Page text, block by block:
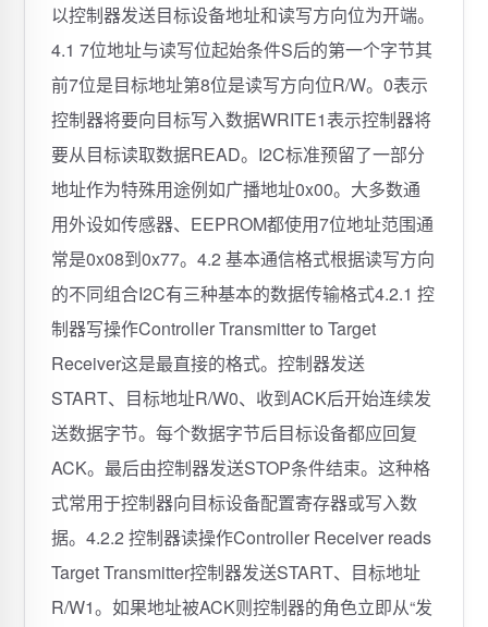
以控制器发送目标设备地址和读写方向位为开端。
4.1 7位地址与读写位起始条件S后的第一个字节其
前7位是目标地址第8位是读写方向位R/W。0表示
控制器将要向目标写入数据WRITE1表示控制器将
要从目标读取数据READ。I2C标准预留了一部分
地址作为特殊用途例如广播地址0x00。大多数通
用外设如传感器、EEPROM都使用7位地址范围通
常是0x08到0x77。4.2 基本通信格式根据读写方向
的不同组合I2C有三种基本的数据传输格式4.2.1 控
制器写操作Controller Transmitter to Target
Receiver这是最直接的格式。控制器发送
START、目标地址R/W0、收到ACK后开始连续发
送数据字节。每个数据字节后目标设备都应回复
ACK。最后由控制器发送STOP条件结束。这种格
式常用于控制器向目标设备配置寄存器或写入数
据。4.2.2 控制器读操作Controller Receiver reads
Target Transmitter控制器发送START、目标地址
R/W1。如果地址被ACK则控制器的角色立即从“发